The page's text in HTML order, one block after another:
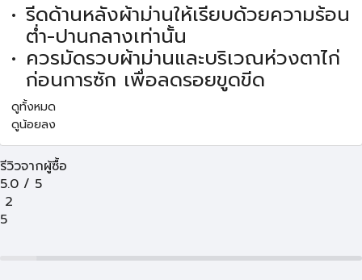
รีดด้านหลังผ้าม่านให้เรียบด้วยความร้อน
ต่ำ-ปานกลางเท่านั้น
ควรมัดรวบผ้าม่านและบริเวณห่วงตาไก่
ก่อนการซัก เพื่อลดรอยขูดขีด
ดูทั้งหมด
ดูน้อยลง
รีวิวจากผู้ซื้อ
5.0 / 5
2
5